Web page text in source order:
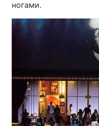
ногами.